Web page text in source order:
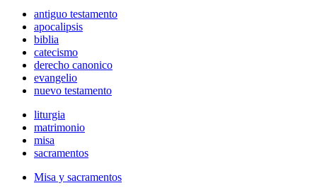
antiguo testamento
apocalipsis
biblia
catecismo
derecho canonico
evangelio
nuevo testamento
liturgia
matrimonio
misa
sacramentos
Misa y sacramentos